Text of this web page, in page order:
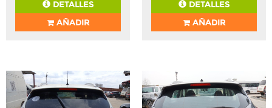
DETALLES
AÑADIR
DETALLES
AÑADIR